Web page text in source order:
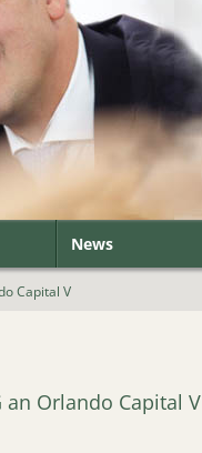
News
Capital V
an Orlando Capital V